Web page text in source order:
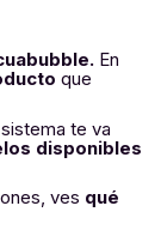
En
que
te va
disponibles
ves qué